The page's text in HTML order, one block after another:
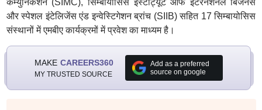
कम्युनिकेशन (SIMC), सिम्बायोसिस इंस्टीट्यूट ऑफ इंटरनेशनल बिजनेस
और स्पेशल इंटेलिजेंस एंड इन्वेस्टिगेशन ब्रांच (SIIB) सहित 17 सिम्बायोसिस
संस्थानों में एमबीए कार्यक्रमों में प्रवेश का माध्यम है।
MAKE CAREERS360
MY TRUSTED SOURCE
Add as a preferred
source on google